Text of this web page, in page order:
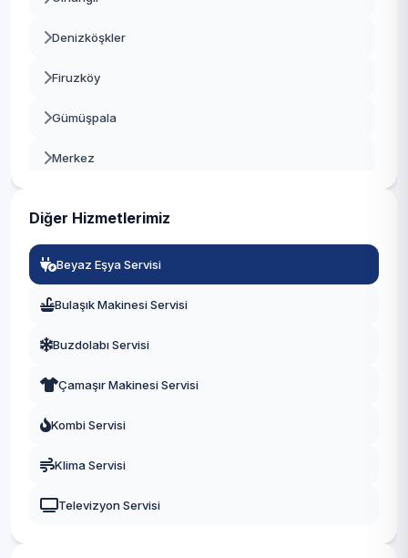
Beşiktaş
Beylikdüzü
Beyoğlu
Çekmeköy
Esenler
Denizköşkler
Firuzköy
Gümüşpala
Merkez
Diğer Hizmetlerimiz
Beyaz Eşya Servisi
Bulaşık Makinesi Servisi
Buzdolabı Servisi
Çamaşır Makinesi Servisi
Kombi Servisi
Klima Servisi
Televizyon Servisi